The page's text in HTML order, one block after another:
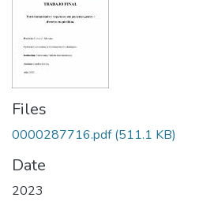
Files
0000287716.pdf (511.1 KB)
Date
2023